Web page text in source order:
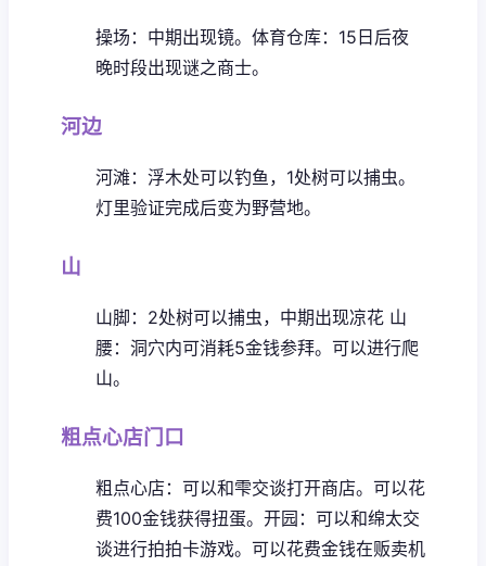
操场：中期出现镜。 体育仓库：15日后夜
晚时段出现谜之商士。
河边
河滩：浮木处可以钓鱼，1处树可以捕虫。
灯里验证完成后变为野营地。
山
山脚：2处树可以捕虫，中期出现凉花 山
腰：洞穴内可消耗5金钱参拜。可以进行爬
山。
粗点心店门口
粗点心店：可以和雫交谈打开商店。可以花
费100金钱获得扭蛋。 开园：可以和绵太交
谈进行拍拍卡游戏。可以花费金钱在贩卖机